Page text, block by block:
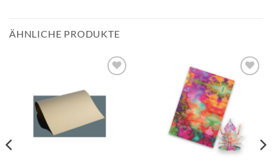
ÄHNLICHE PRODUKTE
Wunschliste
hinzufügen
zur
Wunschliste
hinzufügen